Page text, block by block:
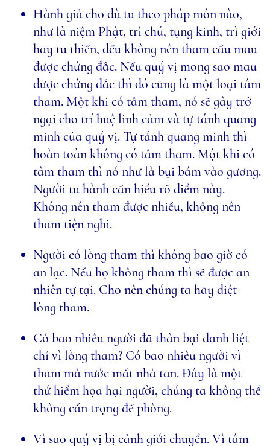
Hành giả cho dù tu theo pháp môn nào,
như là niệm Phật, trì chú, tụng kinh, trì giới
hay tu thiền, đều không nên tham cầu mau
được chứng đắc. Nếu quý vị mong sao mau
được chứng đắc thì đó cũng là một loại tâm
tham. Một khi có tâm tham, nó sẽ gây trở
ngại cho trí huệ linh cảm và tự tánh quang
minh của quý vị. Tự tánh quang minh thì
hoàn toàn không có tâm tham. Một khi có
tâm tham thì nó như là bụi bám vào gương.
Người tu hành cần hiểu rõ điểm này.
Không nên tham được nhiều, không nên
tham tiện nghi.
Người có lòng tham thì không bao giờ có
an lạc. Nếu họ không tham thì sẽ được an
nhiên tự tại. Cho nên chúng ta hãy diệt
lòng tham.
Có bao nhiêu người đã thân bại danh liệt
chỉ vì lòng tham? Có bao nhiêu người vì
tham mà nước mất nhà tan. Đây là một
thứ hiểm họa hại người, chúng ta không thể
không cẩn trọng đề phòng.
Vì sao quý vị bị cảnh giới chuyển. Vì tâm